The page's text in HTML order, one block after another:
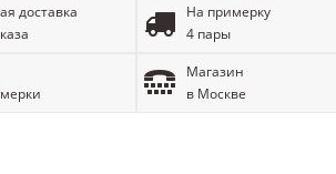
доставка
На примерку
4 пары
Магазин
в Москве